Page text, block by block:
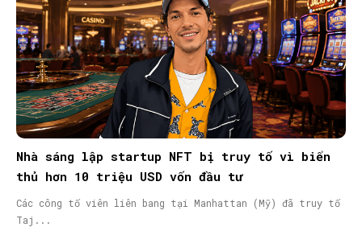
Nhà sáng lập startup NFT bị truy tố vì biển
thủ hơn 10 triệu USD vốn đầu tư
Các công tố viên liên bang tại Manhattan (Mỹ) đã truy tố
Taj...